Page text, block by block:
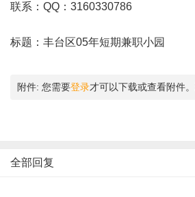
联系：QQ：3160330786
标题：丰台区05年短期兼职小园
附件: 您需要登录才可以下载或查看附件
全部回复